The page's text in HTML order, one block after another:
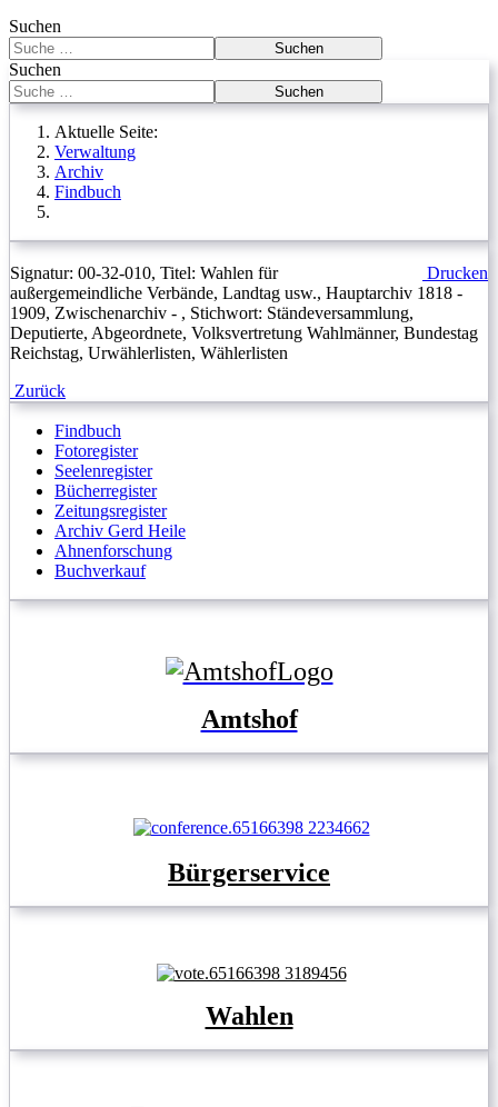
Suchen
Suchen
Suchen
Suchen
Aktuelle Seite:
Verwaltung
Archiv
Findbuch
Drucken
Signatur: 00-32-010, Titel: Wahlen für
außergemeindliche Verbände, Landtag usw., Hauptarchiv 1818 -
1909, Zwischenarchiv - , Stichwort: Ständeversammlung,
Deputierte, Abgeordnete, Volksvertretung Wahlmänner, Bundestag
Reichstag, Urwählerlisten, Wählerlisten
Zurück
Findbuch
Fotoregister
Seelenregister
Bücherregister
Zeitungsregister
Archiv Gerd Heile
Ahnenforschung
Buchverkauf
Amtshof
Bürgerservice
Wahlen